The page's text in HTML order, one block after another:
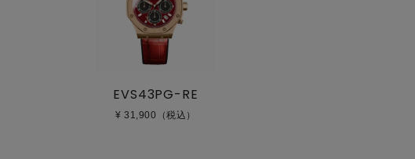
EVS43PG-RE
¥ 31,900（税込）